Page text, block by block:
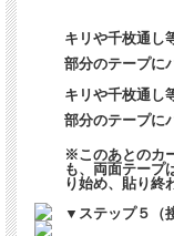
キリや千枚通し
部分のテープに
キリや千枚通し
部分のテープに
※このあとのカ
も、両面テープ
り始め、貼り終
▼ステップ５（